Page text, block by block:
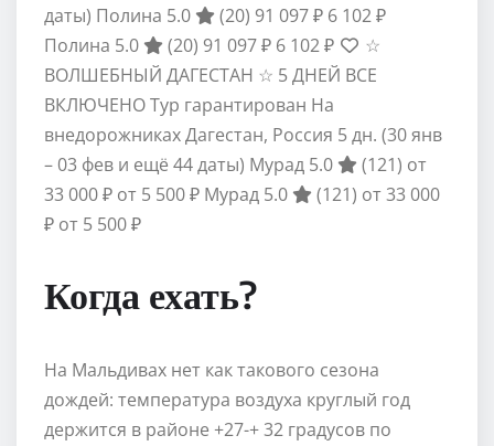
даты) Полина 5.0 (20) 91 097 ₽ 6 102 ₽
Полина 5.0
(20) 91 097 ₽ 6 102 ₽
☆
ВОЛШЕБНЫЙ ДАГЕСТАН ☆ 5 ДНЕЙ ВСЕ
ВКЛЮЧЕНО Тур гарантирован На
внедорожниках Дагестан, Россия 5 дн. (30 янв
– 03 фев и ещё 44 даты) Мурад 5.0 (121) от
33 000 ₽ от 5 500 ₽ Мурад 5.0 (121) от 33 000
₽ от 5 500 ₽
Когда ехать?
На Мальдивах нет как такового сезона
дождей: температура воздуха круглый год
держится в районе +27-+ 32 градусов по